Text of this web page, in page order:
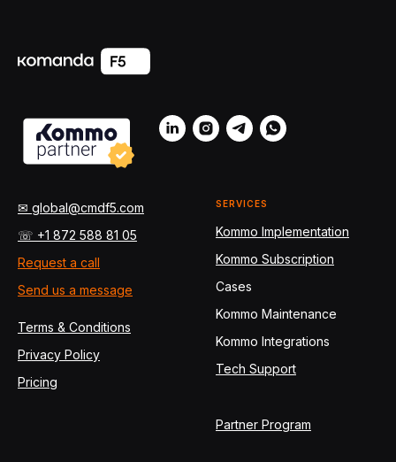
✉ global@cmdf5.com
☏ +1 872 588 81 05
Request a call
Send us a message
Terms & Conditions
Privacy Policy
Pricing
SERVICES
Kommo Implementation
Kommo Subscription
Cases
Kommo Maintenance
Kommo Integrations
Tech Support
Partner Program